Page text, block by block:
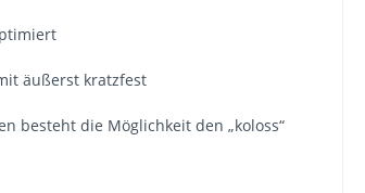
äußerst kratzfest
besteht die Möglichkeit den „koloss“